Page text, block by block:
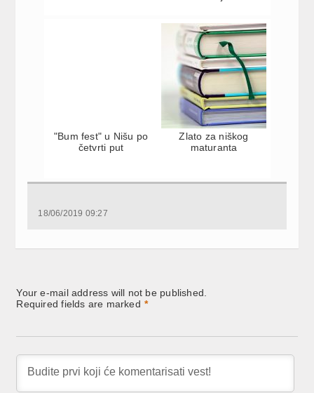
"Bum fest" u Nišu po
četvrti put
Zlato za niškog
maturanta
18/06/2019 09:27
Your e-mail address will not be published.
Required fields are marked *